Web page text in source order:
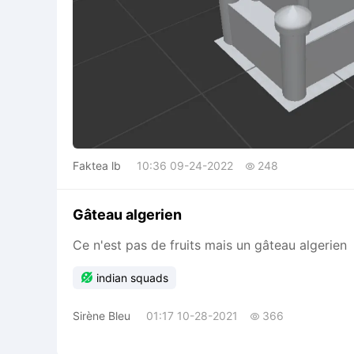
Faktea lb 10:36 09-24-2022  248
Gâteau algerien
Ce n'est pas de fruits mais un gâteau algerien
 indian squads
Sirène Bleu 01:17 10-28-2021  366